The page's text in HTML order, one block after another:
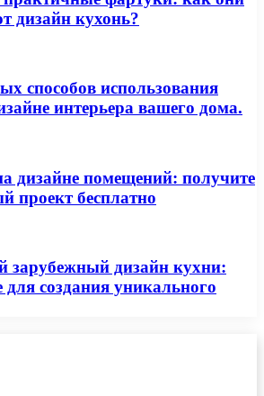
дизайн кухонь?
способов использования
интерьера вашего дома.
дизайне помещений: получите
проект бесплатно
зарубежный дизайн кухни:
для создания уникального